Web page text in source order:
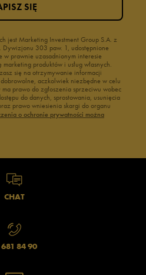
jest Marketing Investment Group S.A. z
Dywizjonu 303 paw. 1, udostępnione
prawnie uzasadnionym interesie
produktów i usług własnych.
się na otrzymywanie informacji
aczkolwiek niezbędne w celu
prawo do zgłoszenia sprzeciwu wobec
do danych, sprostowania, usunięcia
prawo wniesienia skargi do organu
o ochronie prywatności można
SIĘ
CHAT
681 84 90